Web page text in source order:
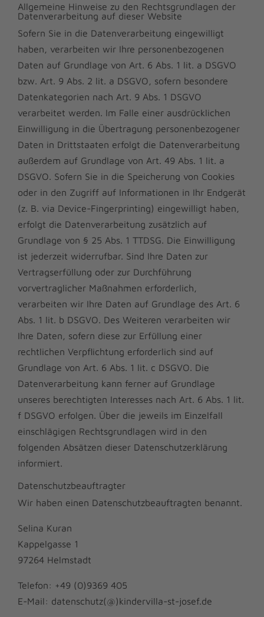
Allgemeine Hinweise zu den Rechtsgrundlagen der
Datenverarbeitung auf dieser Website
Sofern Sie in die Datenverarbeitung eingewilligt
haben, verarbeiten wir Ihre personenbezogenen
Daten auf Grundlage von Art. 6 Abs. 1 lit. a DSGVO
bzw. Art. 9 Abs. 2 lit. a DSGVO, sofern besondere
Datenkategorien nach Art. 9 Abs. 1 DSGVO
verarbeitet werden. Im Falle einer ausdrücklichen
Einwilligung in die Übertragung personenbezogener
Daten in Drittstaaten erfolgt die Datenverarbeitung
außerdem auf Grundlage von Art. 49 Abs. 1 lit. a
DSGVO. Sofern Sie in die Speicherung von Cookies
oder in den Zugriff auf Informationen in Ihr Endgerät
(z. B. via Device-Fingerprinting) eingewilligt haben,
erfolgt die Datenverarbeitung zusätzlich auf
Grundlage von § 25 Abs. 1 TTDSG. Die Einwilligung
ist jederzeit widerrufbar. Sind Ihre Daten zur
Vertragserfüllung oder zur Durchführung
vorvertraglicher Maßnahmen erforderlich,
verarbeiten wir Ihre Daten auf Grundlage des Art. 6
Abs. 1 lit. b DSGVO. Des Weiteren verarbeiten wir
Ihre Daten, sofern diese zur Erfüllung einer
rechtlichen Verpflichtung erforderlich sind auf
Grundlage von Art. 6 Abs. 1 lit. c DSGVO. Die
Datenverarbeitung kann ferner auf Grundlage
unseres berechtigten Interesses nach Art. 6 Abs. 1 lit.
f DSGVO erfolgen. Über die jeweils im Einzelfall
einschlägigen Rechtsgrundlagen wird in den
folgenden Absätzen dieser Datenschutzerklärung
informiert.
Datenschutz­beauftragter
Wir haben einen Datenschutzbeauftragten benannt.
Selina Kuran
Kappelgasse 1
97264 Helmstadt
Telefon: +49 (0)9369 405
E-Mail: datenschutz(@)kindervilla-st-josef.de